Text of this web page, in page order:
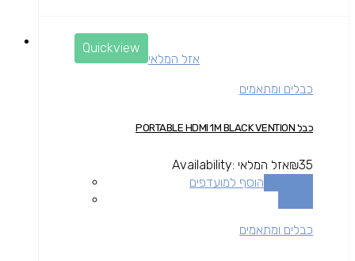
Quickview
אזל המלאי
כבלים ומתאמים
כבל PORTABLE HDMI 1M BLACK VENTION
₪35
Availability: אזל המלאי
הוסף למועדפים
כבלים ומתאמים